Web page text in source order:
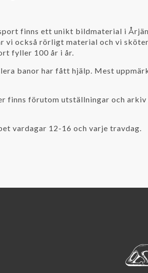
finns ett unikt bildmaterial i
vi också rörligt material och vi
fyller 100 år i år.
banor har fått hjälp. Mest
finns förutom utställningar och
vardagar 12-16 och varje travdag.